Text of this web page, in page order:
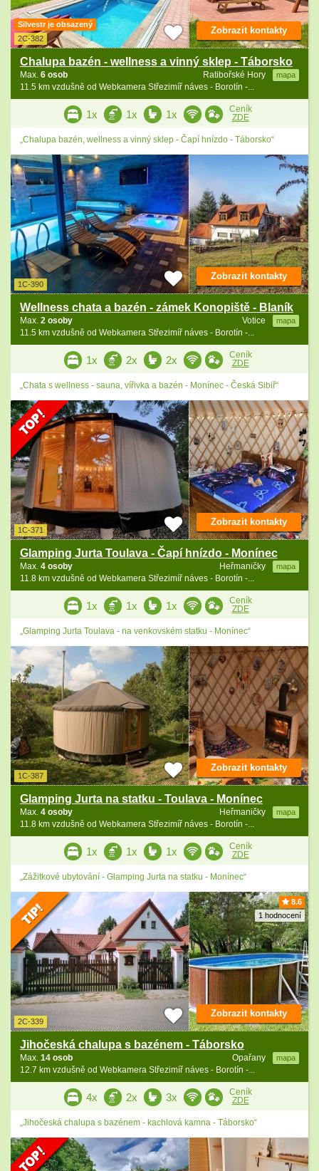
Silvestr je obsazený
2C-382
Chalupa bazén - wellness a vinný sklep - Táborsko
Ratibořské Hory mapa
Max. 6 osob
11.5 km vzdušně od Webkamera Střezimíř náves - Borotín -...
Zobrazit kontakty
1x 1x 1x
Ceník
ZDE
„Chalupa bazén, wellness a vinný sklep - Čapí hnízdo - Táborsko“
1C-390
Wellness chata a bazén - zámek Konopiště - Blaník
Votice mapa
Max. 2 osoby
11.5 km vzdušně od Webkamera Střezimíř náves - Borotín -...
Zobrazit kontakty
1x 2x 2x
Ceník
ZDE
„Chata s wellness - sauna, vířivka a bazén - Monínec - Česká Sibiř“
1C-371
Glamping Jurta Toulava - Čapí hnízdo - Monínec
Heřmaničky mapa
Max. 4 osoby
11.8 km vzdušně od Webkamera Střezimíř náves - Borotín -...
Zobrazit kontakty
1x 1x 1x
Ceník
ZDE
„Glamping Jurta Toulava - na venkovském statku - Monínec“
1C-387
Glamping Jurta na statku - Toulava - Monínec
Heřmaničky mapa
Max. 4 osoby
11.8 km vzdušně od Webkamera Střezimíř náves - Borotín -...
Zobrazit kontakty
1x 1x 1x
Ceník
ZDE
„Zážitkové ubytování - Glamping Jurta na statku - Monínec“
8.6
1 hodnocení
2C-339
Jihočeská chalupa s bazénem - Táborsko
Opařany mapa
Max. 14 osob
12.7 km vzdušně od Webkamera Střezimíř náves - Borotín -...
Zobrazit kontakty
4x 2x 3x
Ceník
ZDE
„Jihočeská chalupa s bazénem - kachlová kamna - Táborsko“